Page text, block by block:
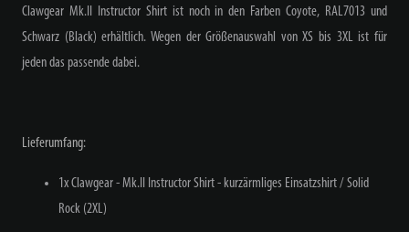
Clawgear Mk.II Instructor Shirt ist noch in den Farben Coyote, RAL7013 und
Schwarz (Black) erhältlich. Wegen der Größenauswahl von XS bis 3XL ist für
jeden das passende dabei.
Lieferumfang:
1x Clawgear - Mk.II Instructor Shirt - kurzärmliges Einsatzshirt / Solid
Rock (2XL)